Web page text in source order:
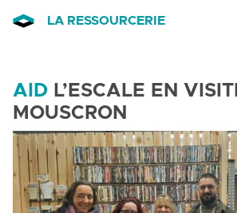
LA RESSOURCERIE
AID L’ESCALE EN
MOUSCRON